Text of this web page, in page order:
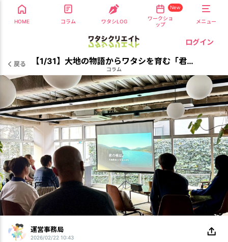
HOME コラム ワタシLOG
New
ワークショ
ップ
メニュー
ログイン
戻る 【1/31】大地の物語からワタシを育む「君の根は。」上映・対話会
コラム
運営事務局
2026/02/22 10:43